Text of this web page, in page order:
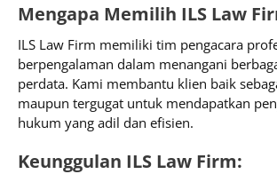
Mengapa Memilih ILS Law
ILS Law Firm memiliki tim pengacara
berpengalaman dalam menangani
perdata. Kami membantu klien baik
maupun tergugat untuk mendapatkan
hukum yang adil dan efisien.
Keunggulan ILS Law Firm: